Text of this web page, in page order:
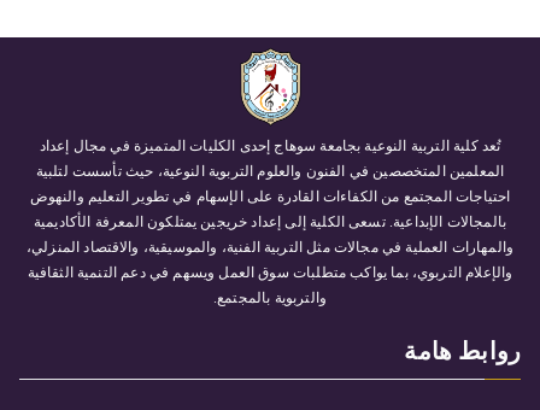
تُعد كلية التربية النوعية بجامعة سوهاج إحدى الكليات المتميزة في مجال إعداد
المعلمين المتخصصين في الفنون والعلوم التربوية النوعية، حيث تأسست لتلبية
احتياجات المجتمع من الكفاءات القادرة على الإسهام في تطوير التعليم والنهوض
بالمجالات الإبداعية. تسعى الكلية إلى إعداد خريجين يمتلكون المعرفة الأكاديمية
والمهارات العملية في مجالات مثل التربية الفنية، والموسيقية، والاقتصاد المنزلي،
والإعلام التربوي، بما يواكب متطلبات سوق العمل ويسهم في دعم التنمية الثقافية
والتربوية بالمجتمع.
روابط هامة